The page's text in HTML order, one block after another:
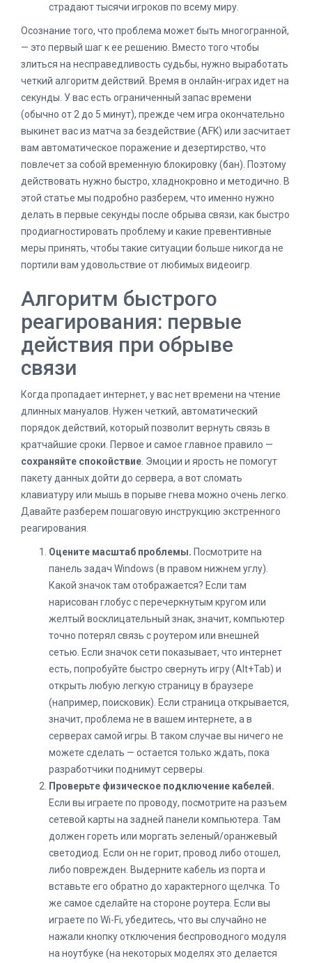
страдают тысячи игроков по всему миру.
Осознание того, что проблема может быть многогранной,
— это первый шаг к ее решению. Вместо того чтобы
злиться на несправедливость судьбы, нужно выработать
четкий алгоритм действий. Время в онлайн-играх идет на
секунды. У вас есть ограниченный запас времени
(обычно от 2 до 5 минут), прежде чем игра окончательно
выкинет вас из матча за бездействие (AFK) или засчитает
вам автоматическое поражение и дезертирство, что
повлечет за собой временную блокировку (бан). Поэтому
действовать нужно быстро, хладнокровно и методично. В
этой статье мы подробно разберем, что именно нужно
делать в первые секунды после обрыва связи, как быстро
продиагностировать проблему и какие превентивные
меры принять, чтобы такие ситуации больше никогда не
портили вам удовольствие от любимых видеоигр.
Алгоритм быстрого
реагирования: первые
действия при обрыве
связи
Когда пропадает интернет, у вас нет времени на чтение
длинных мануалов. Нужен четкий, автоматический
порядок действий, который позволит вернуть связь в
кратчайшие сроки. Первое и самое главное правило —
сохраняйте спокойствие . Эмоции и ярость не помогут
пакету данных дойти до сервера, а вот сломать
клавиатуру или мышь в порыве гнева можно очень легко.
Давайте разберем пошаговую инструкцию экстренного
реагирования.
Оцените масштаб проблемы. Посмотрите на
панель задач Windows (в правом нижнем углу).
Какой значок там отображается? Если там
нарисован глобус с перечеркнутым кругом или
желтый восклицательный знак, значит, компьютер
точно потерял связь с роутером или внешней
сетью. Если значок сети показывает, что интернет
есть, попробуйте быстро свернуть игру (Alt+Tab) и
открыть любую легкую страницу в браузере
(например, поисковик). Если страница открывается,
значит, проблема не в вашем интернете, а в
серверах самой игры. В таком случае вы ничего не
можете сделать — остается только ждать, пока
разработчики поднимут серверы.
Проверьте физическое подключение кабелей.
Если вы играете по проводу, посмотрите на разъем
сетевой карты на задней панели компьютера. Там
должен гореть или моргать зеленый/оранжевый
светодиод. Если он не горит, провод либо отошел,
либо поврежден. Выдерните кабель из порта и
вставьте его обратно до характерного щелчка. То
же самое сделайте на стороне роутера. Если вы
играете по Wi-Fi, убедитесь, что вы случайно не
нажали кнопку отключения беспроводного модуля
на ноутбуке (на некоторых моделях это делается